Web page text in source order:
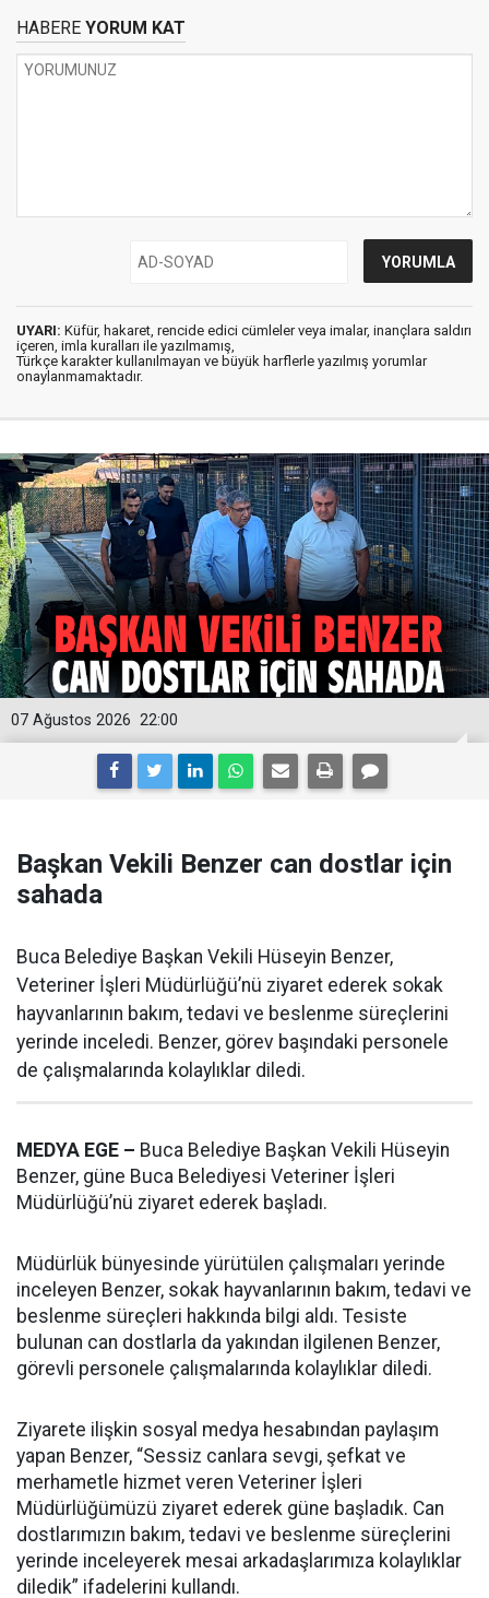
HABERE YORUM KAT
UYARI: Küfür, hakaret, rencide edici cümleler veya imalar, inançlara saldırı
içeren, imla kuralları ile yazılmamış,
Türkçe karakter kullanılmayan ve büyük harflerle yazılmış yorumlar
onaylanmamaktadır.
22:00
07 Ağustos 2026
Başkan Vekili Benzer can dostlar için
sahada
Buca Belediye Başkan Vekili Hüseyin Benzer,
Veteriner İşleri Müdürlüğü’nü ziyaret ederek sokak
hayvanlarının bakım, tedavi ve beslenme süreçlerini
yerinde inceledi. Benzer, görev başındaki personele
de çalışmalarında kolaylıklar diledi.
MEDYA EGE – Buca Belediye Başkan Vekili Hüseyin
Benzer, güne Buca Belediyesi Veteriner İşleri
Müdürlüğü’nü ziyaret ederek başladı.
Müdürlük bünyesinde yürütülen çalışmaları yerinde
inceleyen Benzer, sokak hayvanlarının bakım, tedavi ve
beslenme süreçleri hakkında bilgi aldı. Tesiste
bulunan can dostlarla da yakından ilgilenen Benzer,
görevli personele çalışmalarında kolaylıklar diledi.
Ziyarete ilişkin sosyal medya hesabından paylaşım
yapan Benzer, “Sessiz canlara sevgi, şefkat ve
merhametle hizmet veren Veteriner İşleri
Müdürlüğümüzü ziyaret ederek güne başladık. Can
dostlarımızın bakım, tedavi ve beslenme süreçlerini
yerinde inceleyerek mesai arkadaşlarımıza kolaylıklar
diledik” ifadelerini kullandı.